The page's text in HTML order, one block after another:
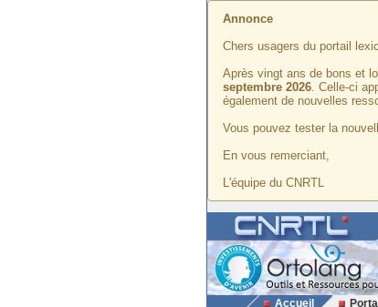
Annonce
Chers usagers du portail
Après vingt ans de bons et
septembre 2026. Celle-ci
également de nouvelles
Vous pouvez tester la
En vous remerciant,
L'équipe du CNRTL
Accueil